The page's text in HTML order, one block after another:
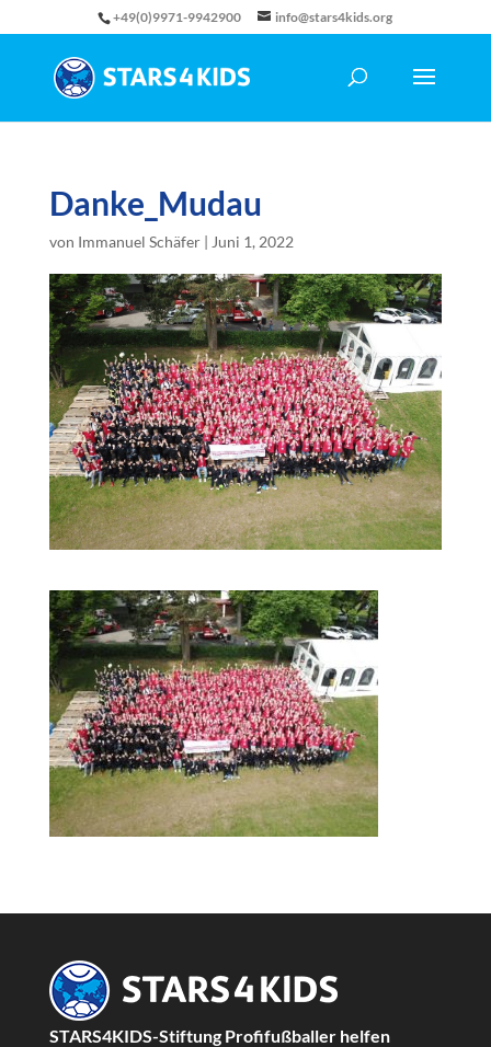
+49(0)9971-9942900 info@stars4kids.org
Danke_Mudau
von Immanuel Schäfer| Juni 1, 2022
STARS4KIDS-Stiftung Profifußballer helfen